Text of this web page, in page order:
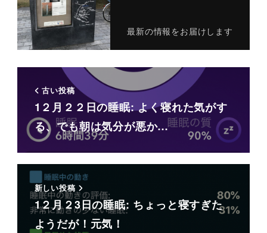
最新の情報をお届けします
古い投稿
1２月２２日の睡眠: よく寝れた気がす
る、でも朝は気分が悪か…
新しい投稿
1２月２3日の睡眠: ちょっと寝すぎた
ようだが！元気！